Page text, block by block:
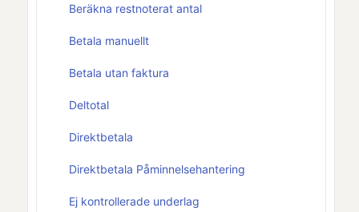
Beräkna restnoterat antal
Betala manuellt
Betala utan faktura
Deltotal
Direktbetala
Direktbetala Påminnelsehantering
Ej kontrollerade underlag